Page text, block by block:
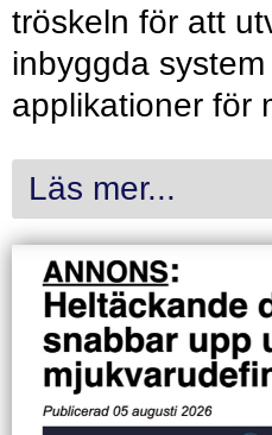
tröskeln för att
inbyggda system
applikationer för
Läs mer...